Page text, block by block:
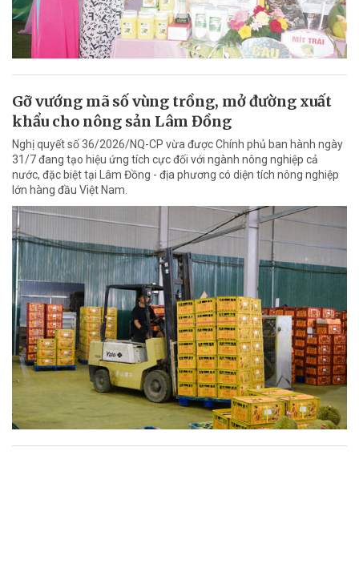
Gỡ vướng mã số vùng trồng, mở đường xuất
khẩu cho nông sản Lâm Đồng
Nghị quyết số 36/2026/NQ-CP vừa được Chính phủ ban hành ngày
31/7 đang tạo hiệu ứng tích cực đối với ngành nông nghiệp cả
nước, đặc biệt tại Lâm Đồng - địa phương có diện tích nông nghiệp
lớn hàng đầu Việt Nam.